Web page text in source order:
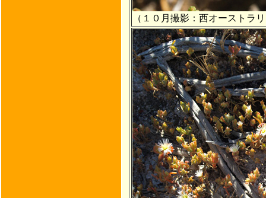
（１０月撮影：西オーストラ